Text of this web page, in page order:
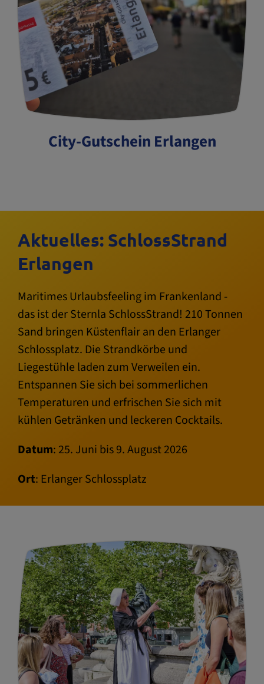
City-Gutschein Erlangen
Aktuelles: SchlossStrand
Erlangen
Maritimes Urlaubsfeeling im Frankenland -
das ist der Sternla SchlossStrand! 210 Tonnen
Sand bringen Küstenflair an den Erlanger
Schlossplatz. Die Strandkörbe und
Liegestühle laden zum Verweilen ein.
Entspannen Sie sich bei sommerlichen
Temperaturen und erfrischen Sie sich mit
kühlen Getränken und leckeren Cocktails.
Datum: 25. Juni bis 9. August 2026
Ort: Erlanger Schlossplatz